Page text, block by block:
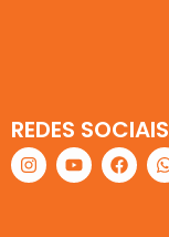
REDES SOCIAIS